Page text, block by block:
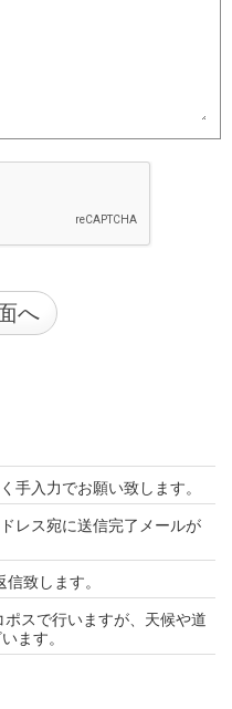
手入力でお願い致します。
レス宛に送信完了メールが
致します。
スで行いますが、天候や道
ます。